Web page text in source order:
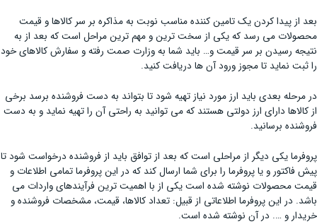
بعد از پیدا کردن یک تامین کننده مناسب نوبت به مذاکره بر سر کالاها و قیمت
محصولات می رسد که یکی از سخت ترین و مهم ترین مراحل است که بعد از به
نتیجه رسیدن بر سر قیمت و… باید شما به وزارت صمت رفته و سفارش کالاهای خود
را ثبت نماید تا مجوز ورود آن ها دریافت کنید.
در مرحله بعدی باید ارز مورد نیاز تهیه شود تا بتواند به دست فروشنده برسد برخی
از کالاها دارای ارز دولتی هستند که می توانید به راحتی آن را تهیه نماید و به دست
فروشنده برسانید.
پروفرما یکی دیگر از مراحلی است که بعد از توافق باید از فروشنده درخواست شود تا
پیش فاکتور و یا پروفرما را برای شما ارسال کند که در این پروفرما تمامی اطلاعات و
قیمت محصولات نوشته شده است یکی از با اهمیت ترین فرآیندهای واردات می
باشد. در این پروفرما اطلاعاتی از قبیل: تعداد کالاها، قیمت، مشخصات فروشنده و
خریدار و …. در آن نوشته شده است.